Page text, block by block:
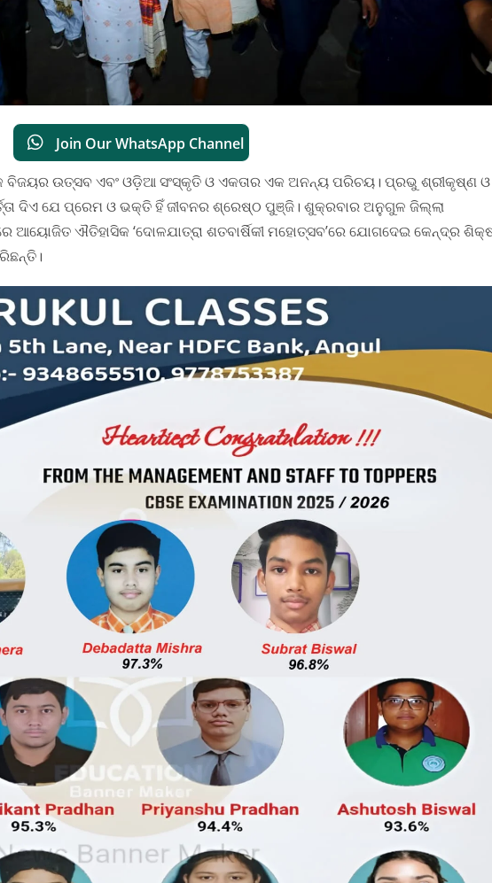
Join Our WhatsApp Channel
ବିଜୟର ଉତ୍ସବ ଏବଂ ଓଡ଼ିଆ ସଂସ୍କୃତି ଓ ଏକତାର ଏକ ଅନନ୍ୟ ପରିଚୟ। ପ୍ରଭୁ ଶ୍ରୀକୃଷ୍ଣ ଓ
ଦିଏ ଯେ ପ୍ରେମ ଓ ଭକ୍ତି ହିଁ ଜୀବନର ଶ୍ରେଷ୍ଠ ପୁଞ୍ଜି। ଶୁକ୍ରବାର ଅନୁଗୁଳ ଜିଲ୍ଲା
ଐତିହାସିକ ‘ଦୋଳଯାତ୍ରା ଶତବାର୍ଷିକୀ ମହୋତ୍ସବ’ରେ ଯୋଗଦେଇ କେନ୍ଦ୍ର